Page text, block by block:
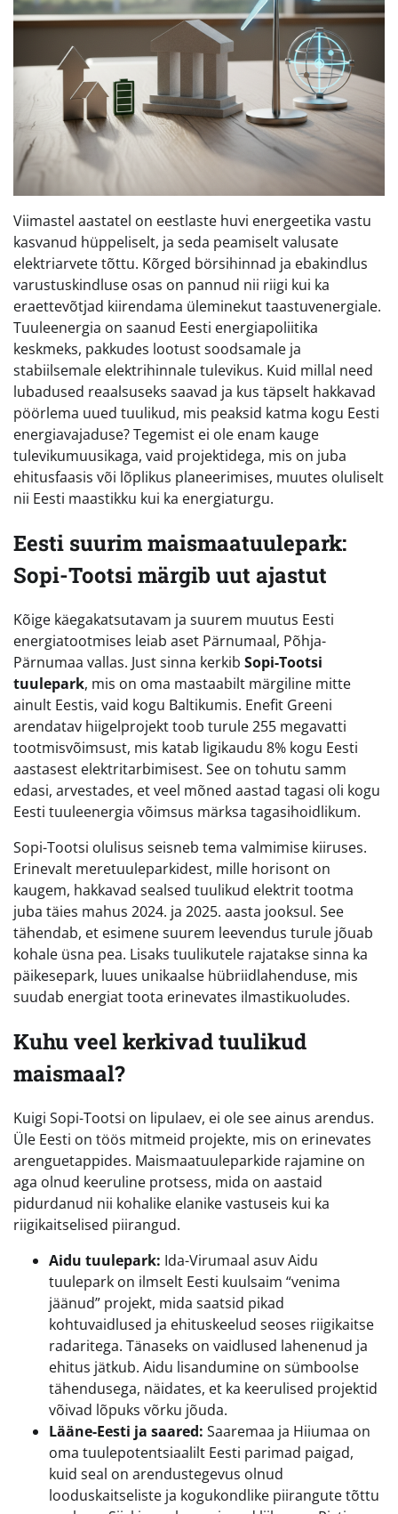
Viimastel aastatel on eestlaste huvi energeetika vastu
kasvanud hüppeliselt, ja seda peamiselt valusate
elektriarvete tõttu. Kõrged börsihinnad ja ebakindlus
varustuskindluse osas on pannud nii riigi kui ka
eraettevõtjad kiirendama üleminekut taastuvenergiale.
Tuuleenergia on saanud Eesti energiapoliitika
keskmeks, pakkudes lootust soodsamale ja
stabiilsemale elektrihinnale tulevikus. Kuid millal need
lubadused reaalsuseks saavad ja kus täpselt hakkavad
pöörlema uued tuulikud, mis peaksid katma kogu Eesti
energiavajaduse? Tegemist ei ole enam kauge
tulevikumuusikaga, vaid projektidega, mis on juba
ehitusfaasis või lõplikus planeerimises, muutes oluliselt
nii Eesti maastikku kui ka energiaturgu.
Eesti suurim maismaatuulepark:
Sopi-Tootsi märgib uut ajastut
Kõige käegakatsutavam ja suurem muutus Eesti
energiatootmises leiab aset Pärnumaal, Põhja-
Pärnumaa vallas. Just sinna kerkib Sopi-Tootsi
tuulepark, mis on oma mastaabilt märgiline mitte
ainult Eestis, vaid kogu Baltikumis. Enefit Greeni
arendatav hiigelprojekt toob turule 255 megavatti
tootmisvõimsust, mis katab ligikaudu 8% kogu Eesti
aastasest elektritarbimisest. See on tohutu samm
edasi, arvestades, et veel mõned aastad tagasi oli kogu
Eesti tuuleenergia võimsus märksa tagasihoidlikum.
Sopi-Tootsi olulisus seisneb tema valmimise kiiruses.
Erinevalt meretuuleparkidest, mille horisont on
kaugem, hakkavad sealsed tuulikud elektrit tootma
juba täies mahus 2024. ja 2025. aasta jooksul. See
tähendab, et esimene suurem leevendus turule jõuab
kohale üsna pea. Lisaks tuulikutele rajatakse sinna ka
päikesepark, luues unikaalse hübriidlahenduse, mis
suudab energiat toota erinevates ilmastikuoludes.
Kuhu veel kerkivad tuulikud
maismaal?
Kuigi Sopi-Tootsi on lipulaev, ei ole see ainus arendus.
Üle Eesti on töös mitmeid projekte, mis on erinevates
arenguetappides. Maismaatuuleparkide rajamine on
aga olnud keeruline protsess, mida on aastaid
pidurdanud nii kohalike elanike vastuseis kui ka
riigikaitselised piirangud.
Aidu tuulepark: Ida-Virumaal asuv Aidu
tuulepark on ilmselt Eesti kuulsaim “venima
jäänud” projekt, mida saatsid pikad
kohtuvaidlused ja ehituskeelud seoses riigikaitse
radaritega. Tänaseks on vaidlused lahenenud ja
ehitus jätkub. Aidu lisandumine on sümboolse
tähendusega, näidates, et ka keerulised projektid
võivad lõpuks võrku jõuda.
Lääne-Eesti ja saared: Saaremaa ja Hiiumaa on
oma tuulepotentsiaalilt Eesti parimad paigad,
kuid seal on arendustegevus olnud
looduskaitseliste ja kogukondlike piirangute tõttu